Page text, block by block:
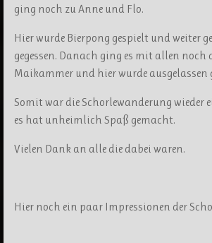
ging noch zu Anne und Flo.
Hier wurde Bierpong gespielt und weiter
gegessen. Danach ging es mit allen
Maikammer und hier wurde ausgelassen
Somit war die Schorlewanderung wieder
es hat unheimlich Spaß gemacht.
Vielen Dank an alle die dabei waren.
Hier noch ein paar Impressionen der